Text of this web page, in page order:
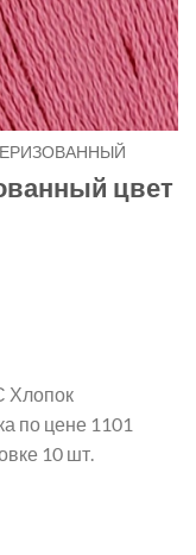
цвет
по цене 1101
10 шт.